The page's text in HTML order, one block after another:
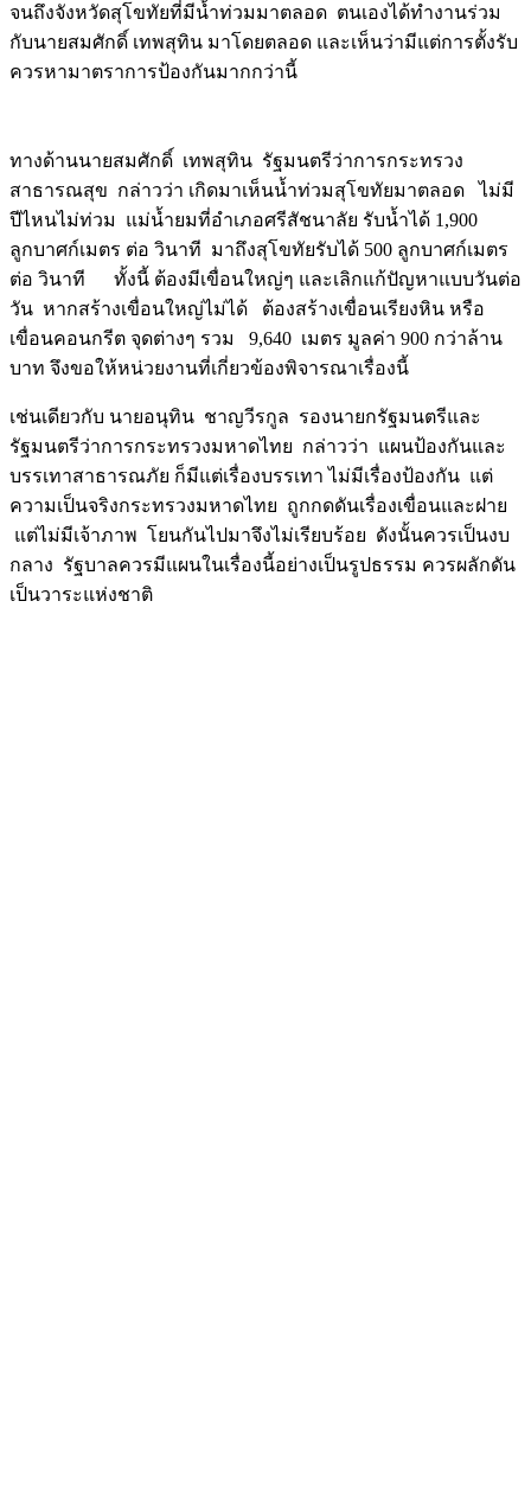
จนถึงจังหวัดสุโขทัยที่มีน้ำท่วมมาตลอด ตนเองได้ทำงานร่วม
กับนายสมศักดิ์ เทพสุทิน มาโดยตลอด และเห็นว่ามีแต่การตั้งรับ
ควรหามาตราการป้องกันมากกว่านี้
ทางด้านนายสมศักดิ์ เทพสุทิน รัฐมนตรีว่าการกระทรวง
สาธารณสุข กล่าวว่า เกิดมาเห็นน้ำท่วมสุโขทัยมาตลอด ไม่มี
ปีไหนไม่ท่วม แม่น้ำยมที่อำเภอศรีสัชนาลัย รับน้ำได้ 1,900
ลูกบาศก์เมตร ต่อ วินาที มาถึงสุโขทัยรับได้ 500 ลูกบาศก์เมตร
ต่อ วินาที ทั้งนี้ ต้องมีเขื่อนใหญ่ๆ และเลิกแก้ปัญหาแบบวันต่อ
วัน หากสร้างเขื่อนใหญ่ไม่ได้ ต้องสร้างเขื่อนเรียงหิน หรือ
เขื่อนคอนกรีต จุดต่างๆ รวม 9,640 เมตร มูลค่า 900 กว่าล้าน
บาท จึงขอให้หน่วยงานที่เกี่ยวข้องพิจารณาเรื่องนี้
เช่นเดียวกับ นายอนุทิน ชาญวีรกูล รองนายกรัฐมนตรีและ
รัฐมนตรีว่าการกระทรวงมหาดไทย กล่าวว่า แผนป้องกันและ
บรรเทาสาธารณภัย ก็มีแต่เรื่องบรรเทา ไม่มีเรื่องป้องกัน แต่
ความเป็นจริงกระทรวงมหาดไทย ถูกกดดันเรื่องเขื่อนและฝาย
แต่ไม่มีเจ้าภาพ โยนกันไปมาจึงไม่เรียบร้อย ดังนั้นควรเป็นงบ
กลาง รัฐบาลควรมีแผนในเรื่องนี้อย่างเป็นรูปธรรม ควรผลักดัน
เป็นวาระแห่งชาติ